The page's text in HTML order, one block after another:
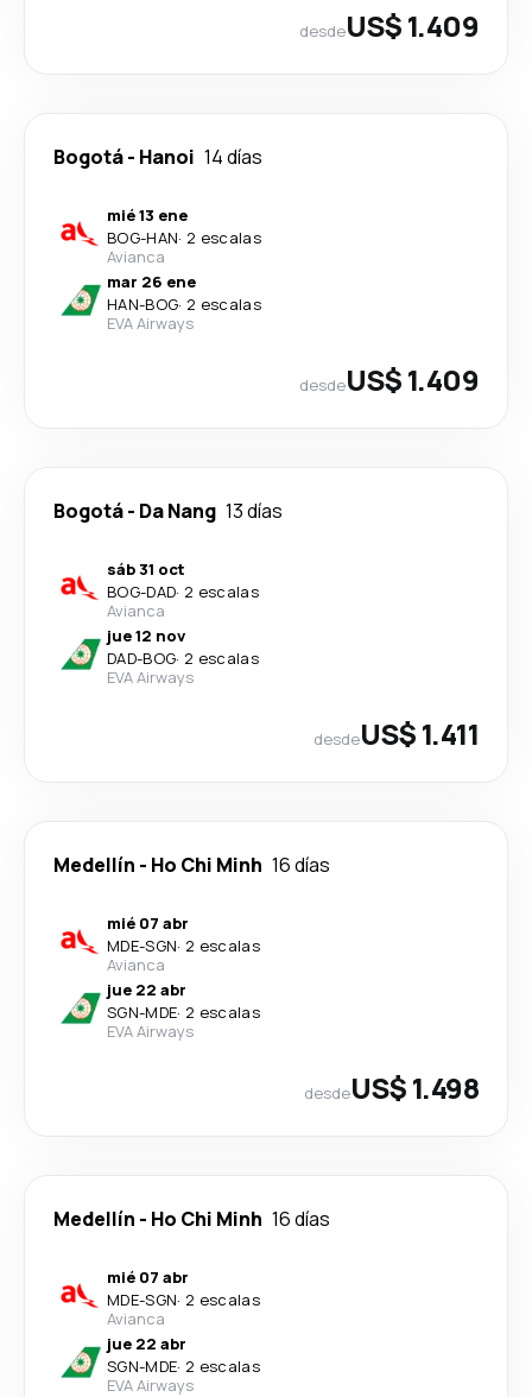
desdeUS$ 1.409
Bogotá- Hanoi 14 días
mié 13 ene
BOG-HAN· 2 escalas
Avianca
mar 26 ene
HAN-BOG· 2 escalas
EVA Airways
desdeUS$ 1.409
Bogotá- Da Nang 13 días
sáb 31 oct
BOG-DAD· 2 escalas
Avianca
jue 12 nov
DAD-BOG· 2 escalas
EVA Airways
desdeUS$ 1.411
Medellín - Ho Chi Minh 16 días
mié 07 abr
MDE-SGN· 2 escalas
Avianca
jue 22 abr
SGN-MDE· 2 escalas
EVA Airways
desdeUS$ 1.498
Medellín - Ho Chi Minh 16 días
mié 07 abr
MDE-SGN· 2 escalas
Avianca
jue 22 abr
SGN-MDE· 2 escalas
EVA Airways